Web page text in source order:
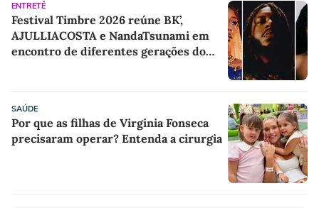
ENTRETÊ
Festival Timbre 2026 reúne BK’,
AJULLIACOSTA e NandaTsunami em
encontro de diferentes gerações do
SAÚDE
Por que as filhas de Virginia Fonseca
precisaram operar? Entenda a cirurgia